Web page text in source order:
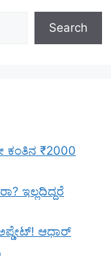
Search
ಕಂತಿನ ₹2000
ಇಲ್ಲದಿದ್ದರೆ
ಆಧಾರ್